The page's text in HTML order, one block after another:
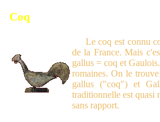
Coq
Le coq est connu
de la France. Mais
gallus = coq et
romaines. On le
gallus ("coq") et
traditionnelle est quasi
sans rapport.